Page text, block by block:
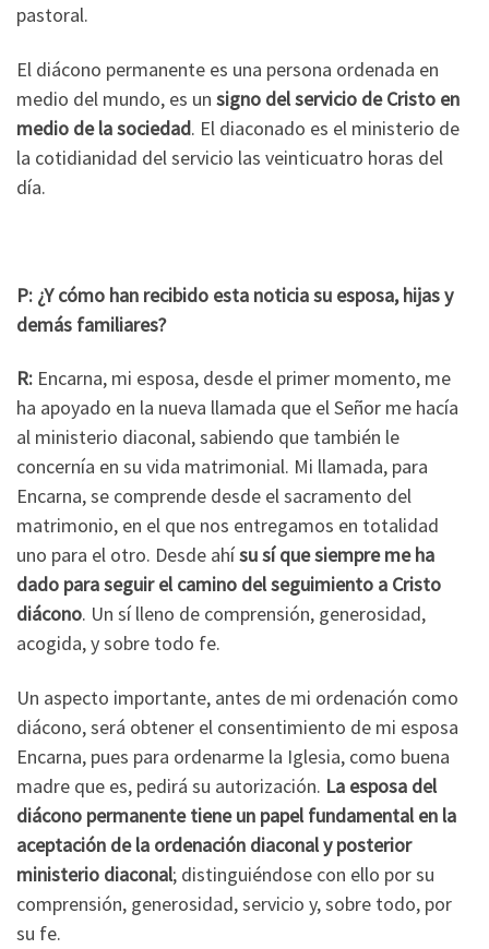
pastoral.
El diácono permanente es una persona ordenada en
medio del mundo, es un signo del servicio de Cristo en
medio de la sociedad. El diaconado es el ministerio de
la cotidianidad del servicio las veinticuatro horas del
día.
P: ¿Y cómo han recibido esta noticia su esposa, hijas y
demás familiares?
R: Encarna, mi esposa, desde el primer momento, me
ha apoyado en la nueva llamada que el Señor me hacía
al ministerio diaconal, sabiendo que también le
concernía en su vida matrimonial. Mi llamada, para
Encarna, se comprende desde el sacramento del
matrimonio, en el que nos entregamos en totalidad
uno para el otro. Desde ahísu sí que siempre me ha
dado para seguir el camino del seguimiento a Cristo
diácono. Un sí lleno de comprensión, generosidad,
acogida, y sobre todo fe.
Un aspecto importante, antes de mi ordenación como
diácono, será obtener el consentimiento de mi esposa
Encarna, pues para ordenarme la Iglesia, como buena
madre que es, pedirá su autorización. La esposa del
diácono permanente tiene un papel fundamental en la
aceptación de la ordenación diaconal y posterior
ministerio diaconal; distinguiéndose con ello por su
comprensión, generosidad, servicio y, sobre todo, por
su fe.